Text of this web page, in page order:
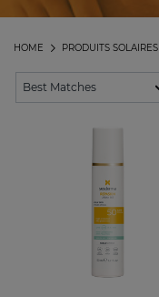
PRODUITS SOLAIRES
HOME